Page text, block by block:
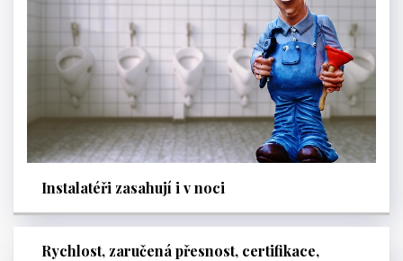
Instalatéři zasahují i v noci
Rychlost, zaručená přesnost, certifikace,